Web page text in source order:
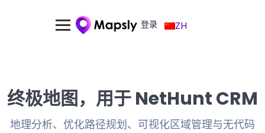
登录 ZH
终极地图，用于 NetHunt CRM
地理分析、优化路径规划、可视化区域管理与无代码